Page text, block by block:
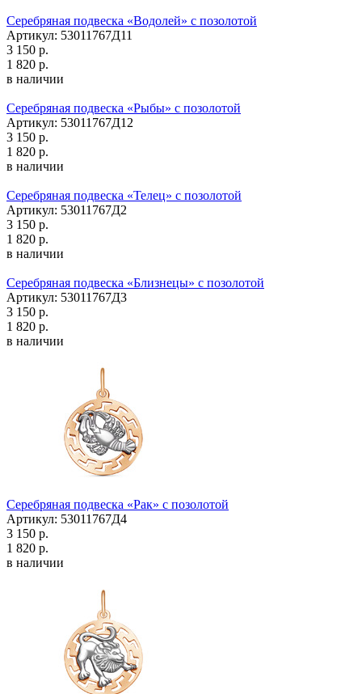
Серебряная подвеска «Водолей» с позолотой
Артикул: 53011767Д11
3 150 р.
1 820 р.
в наличии
Серебряная подвеска «Рыбы» с позолотой
Артикул: 53011767Д12
3 150 р.
1 820 р.
в наличии
Серебряная подвеска «Телец» с позолотой
Артикул: 53011767Д2
3 150 р.
1 820 р.
в наличии
Серебряная подвеска «Близнецы» с позолотой
Артикул: 53011767Д3
3 150 р.
1 820 р.
в наличии
Серебряная подвеска «Рак» с позолотой
Артикул: 53011767Д4
3 150 р.
1 820 р.
в наличии